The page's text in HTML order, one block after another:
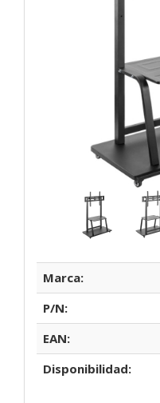
Marca:
P/N:
EAN:
Disponibilidad: